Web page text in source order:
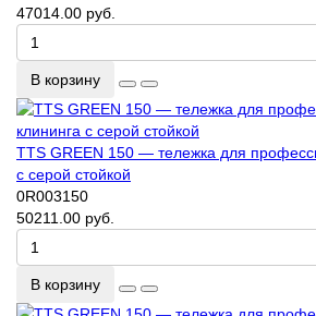
47014.00 руб.
В корзину
TTS GREEN 150 — тележка для
с серой стойкой
0R003150
50211.00 руб.
В корзину